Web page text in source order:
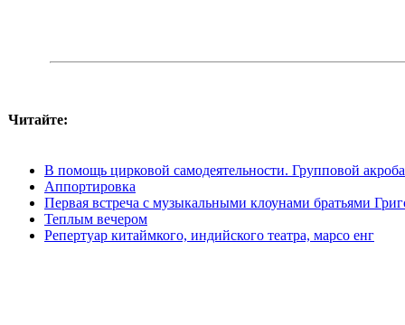
Читайте:
В помощь цирковой самодеятельности. Групповой
Аппортировка
Первая встреча c музыкальными клоунами братьями
Теплым вечером
Репертуар китаймкого, индийского театра, марсо енг